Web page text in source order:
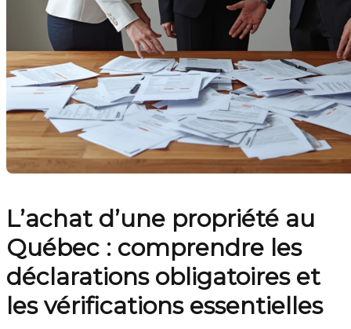
L’achat d’une propriété au
Québec : comprendre les
déclarations obligatoires et
les vérifications essentielles